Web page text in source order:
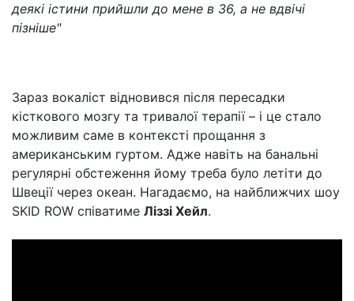
деякі істини прийшли до мене в 36, а не вдвічі
пізніше"
Зараз вокаліст відновився після пересадки
кісткового мозгу та тривалої терапії – і це стало
можливим саме в контексті прощання з
американським гуртом. Адже навіть на банальні
регулярні обстеження йому треба було летіти до
Швеції через океан. Нагадаємо, на найближчих шоу
SKID ROW співатиме Ліззі Хейл.